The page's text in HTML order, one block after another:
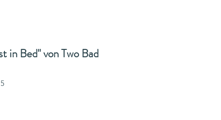
in Bed" von Two Bad